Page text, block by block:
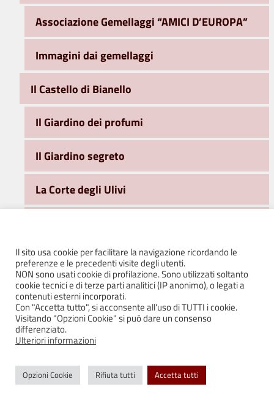
Associazione Gemellaggi “AMICI D’EUROPA”
Immagini dai gemellaggi
Il Castello di Bianello
Il Giardino dei profumi
Il Giardino segreto
La Corte degli Ulivi
Prati di Bianello
Ufficio Cultura
Ufficio Scuola
Il sito usa cookie per facilitare la navigazione ricordando le
preferenze e le precedenti visite degli utenti.
NON sono usati cookie di profilazione. Sono utilizzati soltanto
cookie tecnici e di terze parti analitici (IP anonimo), o legati a
contenuti esterni incorporati.
Con "Accetta tutto", si acconsente all'uso di TUTTI i cookie.
Visitando "Opzioni Cookie" si può dare un consenso
differenziato.
Ulteriori informazioni
Opzioni Cookie Rifiuta tutti Accetta tutti